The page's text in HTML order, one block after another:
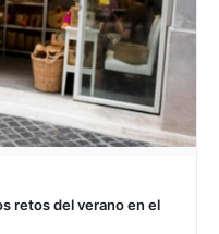
retos del verano en el